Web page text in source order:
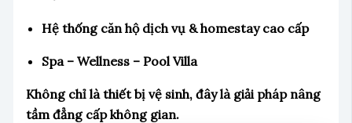
Hệ thống căn hộ dịch vụ & homestay cao cấp
Spa – Wellness – Pool Villa
Không chỉ là thiết bị vệ sinh, đây là giải pháp nâng
tầm đẳng cấp không gian.